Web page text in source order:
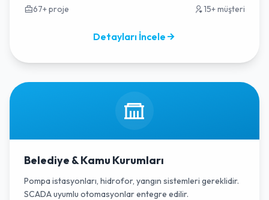
67+ proje 15+ müşteri
Detayları İncele
Belediye & Kamu Kurumları
Pompa istasyonları, hidrofor, yangın sistemleri gereklidir.
SCADA uyumlu otomasyonlar entegre edilir.